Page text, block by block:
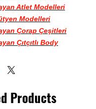
Atlet Modelleri
Modelleri
Çorap Çeşitleri
Çıtçıtlı Body
Products